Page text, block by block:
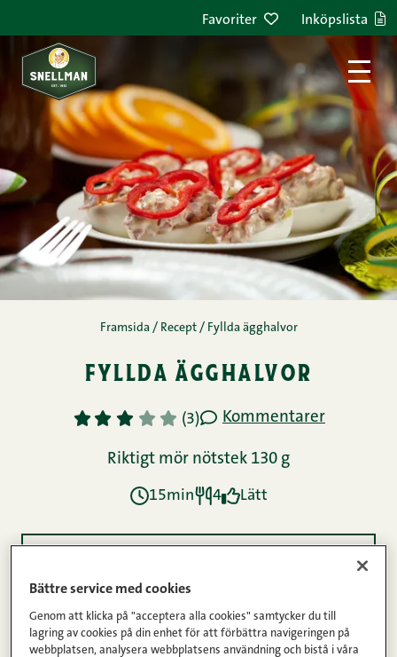
Favoriter Inköpslista
Framsida / Recept / Fyllda ägghalvor
fyllda ägghalvor
1 2 3 4 5 (3) Kommentarer
Riktigt mör nötstek 130 g
15min 4 Lätt
Instruktioner
Bättre service med cookies
Genom att klicka på "acceptera alla cookies" samtycker du till
lagring av cookies på din enhet för att förbättra navigeringen på
webbplatsen, analysera webbplatsens användning och bistå i våra